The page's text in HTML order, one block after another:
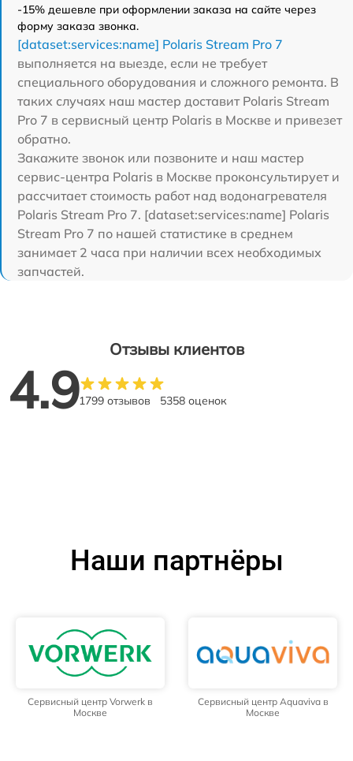
-15% дешевле при оформлении заказа на сайте через
форму заказа звонка.
[dataset:services:name] Polaris Stream Pro 7
выполняется на выезде, если не требует
специального оборудования и сложного ремонта. В
таких случаях наш мастер доставит Polaris Stream
Pro 7 в сервисный центр Polaris в Москве и привезет
обратно.
Закажите звонок или позвоните и наш мастер
сервис-центра Polaris в Москве проконсультирует и
рассчитает стоимость работ над водонагревателя
Polaris Stream Pro 7. [dataset:services:name] Polaris
Stream Pro 7 по нашей статистике в среднем
занимает 2 часа при наличии всех необходимых
запчастей.
Отзывы клиентов
4.91799 отзывов 5358 оценок
Наши партнёры
Сервисный центр Vorwerk в
Москве
Сервисный центр Aquaviva в
Москве